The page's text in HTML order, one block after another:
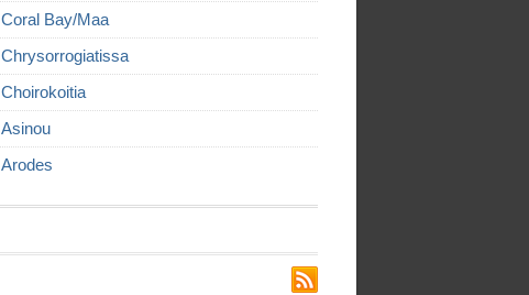
Coral Bay/Maa
Chrysorrogiatissa
Choirokoitia
Asinou
Arodes